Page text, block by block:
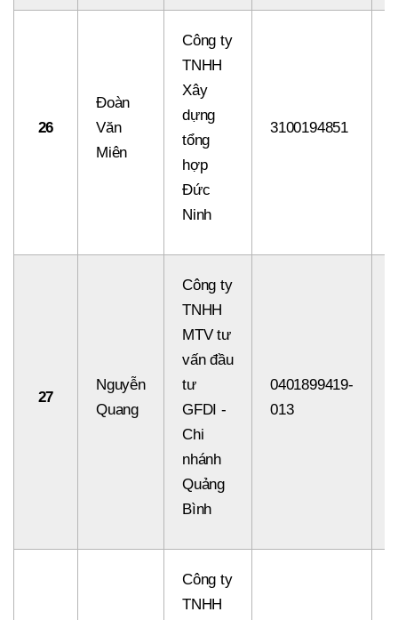
26
Đoàn
Văn
Miên
Công ty
TNHH
Xây
dựng
tổng
hợp
Đức
Ninh
3100194851
27
Nguyễn
Quang
Công ty
TNHH
MTV tư
vấn đầu
tư
GFDI -
Chi
nhánh
Quảng
Bình
0401899419-
013
Công ty
TNHH